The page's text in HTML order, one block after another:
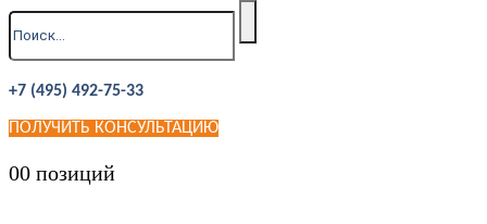
+7 (495) 492-75-33
ПОЛУЧИТЬ КОНСУЛЬТАЦИЮ
00 позиций